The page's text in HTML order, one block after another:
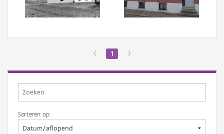
‹ 1 ›
Sorteren op: